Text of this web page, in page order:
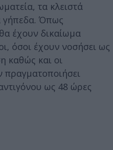
τα κλειστά
γήπεδα. Όπως
έχουν δικαίωμα
όσοι έχουν νοσήσει ως
καθώς και οι
πραγματοποιήσει
ως 48 ώρες